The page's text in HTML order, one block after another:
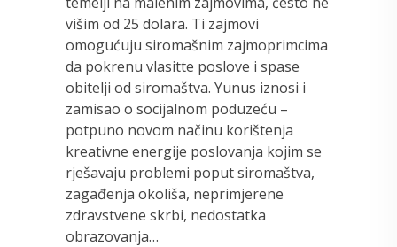
višim od 25 dolara. Ti zajmovi
omogućuju siromašnim zajmoprimcima
da pokrenu vlasitte poslove i spase
obitelji od siromaštva. Yunus iznosi i
zamisao o socijalnom poduzeću –
potpuno novom načinu korištenja
kreativne energije poslovanja kojim se
rješavaju problemi poput siromaštva,
zagađenja okoliša, neprimjerene
zdravstvene skrbi, nedostatka
obrazovanja…